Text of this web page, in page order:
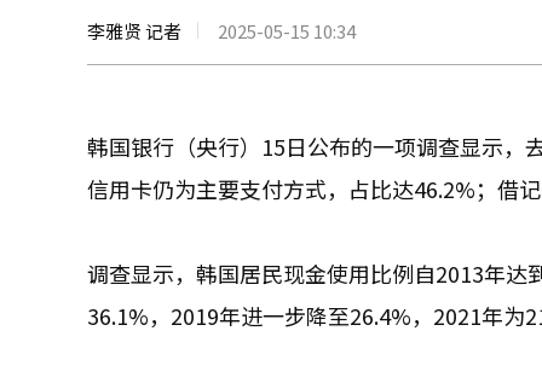
李雅贤 记者 2025-05-15 10:34
韩国银行（央行）15日公布的一项调查显示，
信用卡仍为主要支付方式，占比达46.2%；借
调查显示，韩国居民现金使用比例自2013年
36.1%，2019年进一步降至26.4%，2021年为